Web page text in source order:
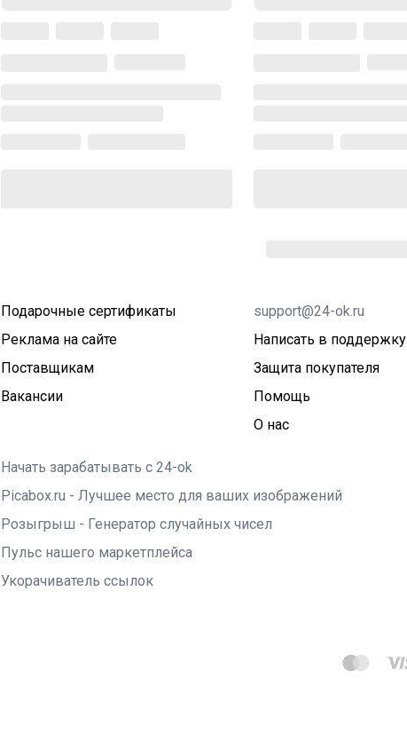
Подарочные сертификаты
Реклама на сайте
Поставщикам
Вакансии
support@24-ok.ru
Написать в поддержку
Защита покупателя
Помощь
О нас
Начать зарабатывать с 24-ok
Picabox.ru - Лучшее место для ваших изображений
Розыгрыш - Генератор случайных чисел
Пульс нашего маркетплейса
Укорачиватель ссылок